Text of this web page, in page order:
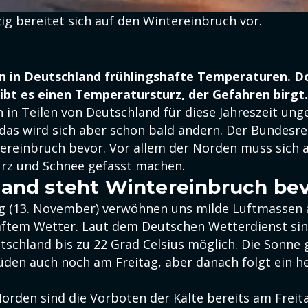
bereitet sich auf den Wintereinbruch vor.
in Deutschland frühlingshafte Temperaturen.
es einen Temperatursturz, der Gefahren birgt.
in Teilen von Deutschland für diese Jahreszeit
wird sich aber schon bald ändern. Der
bevor. Vor allem der Norden muss sich
und Schnee gefasst machen.
steht Wintereinbruch
(13. November) verwöhnen uns milde
Wetter. Laut dem Deutschen Wetterdienst
bis zu 22 Grad Celsius möglich. Die
auch noch am Freitag, aber danach folgt ein
sind die Vorboten der Kälte bereits am